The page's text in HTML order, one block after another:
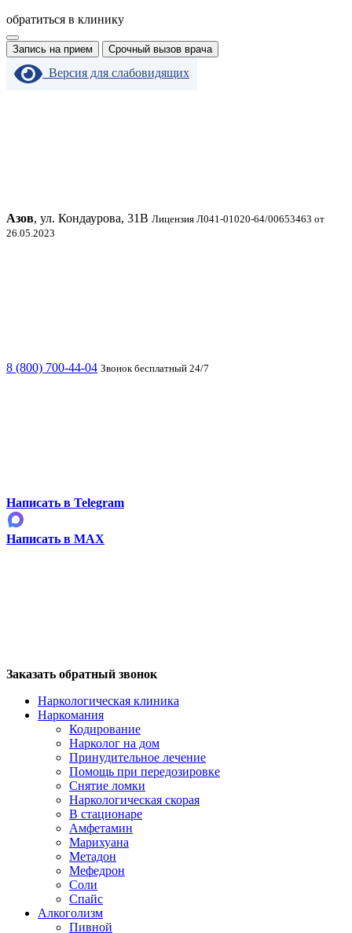
обратиться в клинику
Запись на прием Срочный вызов врача
Версия для слабовидящих
Азов, ул. Кондаурова, 31В Лицензия Л041-01020-64/00653463 от
26.05.2023
8 (800) 700-44-04 Звонок бесплатный 24/7
Написать в Telegram
Написать в MAX
Заказать обратный звонок
Наркологическая клиника
Наркомания
Кодирование
Нарколог на дом
Принудительное лечение
Помощь при передозировке
Снятие ломки
Наркологическая скорая
В стационаре
Амфетамин
Марихуана
Метадон
Мефедрон
Соли
Спайс
Алкоголизм
Пивной